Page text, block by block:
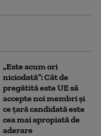
„Este acum ori
niciodată”: Cât de
pregătită este UE să
accepte noi membri și
ce țară candidată este
cea mai apropiată de
aderare